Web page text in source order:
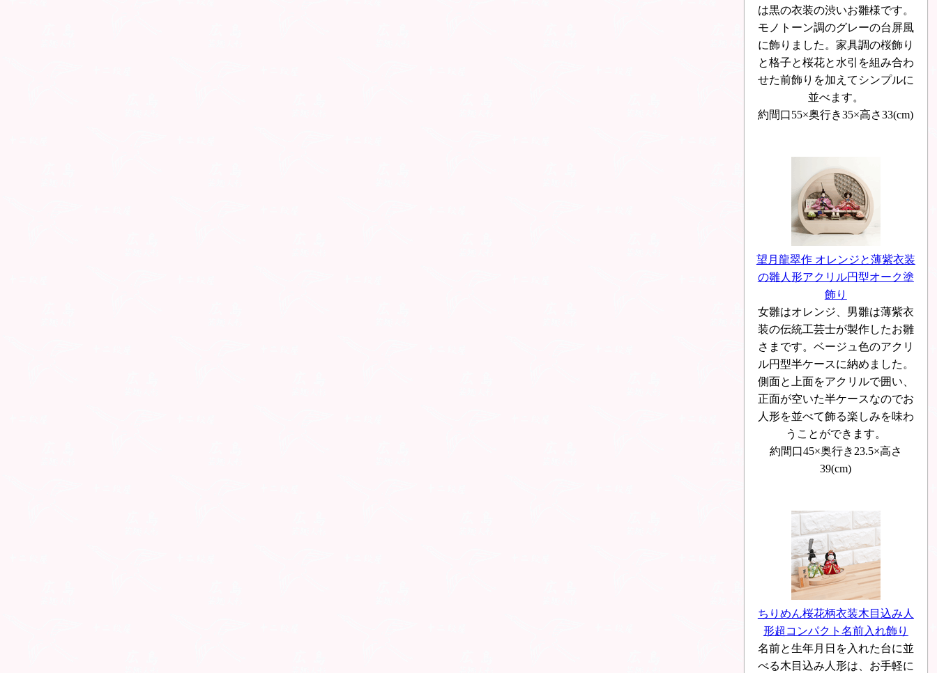
は黒の衣装の渋いお雛様です。
モノトーン調のグレーの台屏風
に飾りました。家具調の桜飾り
と格子と桜花と水引を組み合わ
せた前飾りを加えてシンプルに
並べます。
約間口55×奥行き35×高さ33(cm)
望月龍翠作 オレンジと薄紫衣装
の雛人形アクリル円型オーク塗
飾り
女雛はオレンジ、男雛は薄紫衣
装の伝統工芸士が製作したお雛
さまです。ベージュ色のアクリ
ル円型半ケースに納めました。
側面と上面をアクリルで囲い、
正面が空いた半ケースなのでお
人形を並べて飾る楽しみを味わ
うことができます。
約間口45×奥行き23.5×高さ
39(cm)
ちりめん桜花柄衣装木目込み人
形超コンパクト名前入れ飾り
名前と生年月日を入れた台に並
べる木目込み人形は、お手軽に